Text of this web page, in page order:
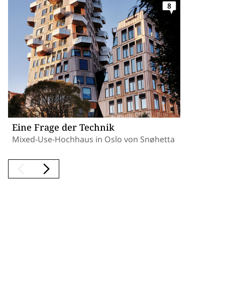
Eine Frage der Technik
Mixed-Use-Hochhaus in Oslo von Snøhetta
8